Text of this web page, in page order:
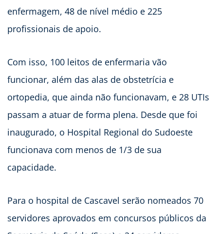
enfermagem, 48 de nível médio e 225
profissionais de apoio.
Com isso, 100 leitos de enfermaria vão
funcionar, além das alas de obstetrícia e
ortopedia, que ainda não funcionavam, e 28 UTIs
passam a atuar de forma plena. Desde que foi
inaugurado, o Hospital Regional do Sudoeste
funcionava com menos de 1/3 de sua
capacidade.
Para o hospital de Cascavel serão nomeados 70
servidores aprovados em concursos públicos da